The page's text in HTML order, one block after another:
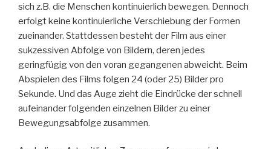
sich z.B. die Menschen kontinuierlich bewegen. Dennoch
erfolgt keine kontinuierliche Verschiebung der Formen
zueinander. Stattdessen besteht der Film aus einer
sukzessiven Abfolge von Bildern, deren jedes
geringfügig von den voran gegangenen abweicht. Beim
Abspielen des Films folgen 24 (oder 25) Bilder pro
Sekunde. Und das Auge zieht die Eindrücke der schnell
aufeinander folgenden einzelnen Bilder zu einer
Bewegungsabfolge zusammen.